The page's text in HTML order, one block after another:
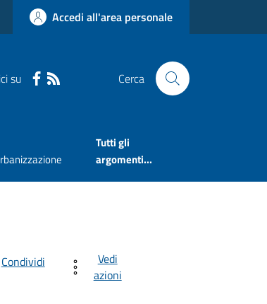
Accedi all'area personale
su Cerca
Tutti gli
argomenti...
Condividi
Vedi
azioni